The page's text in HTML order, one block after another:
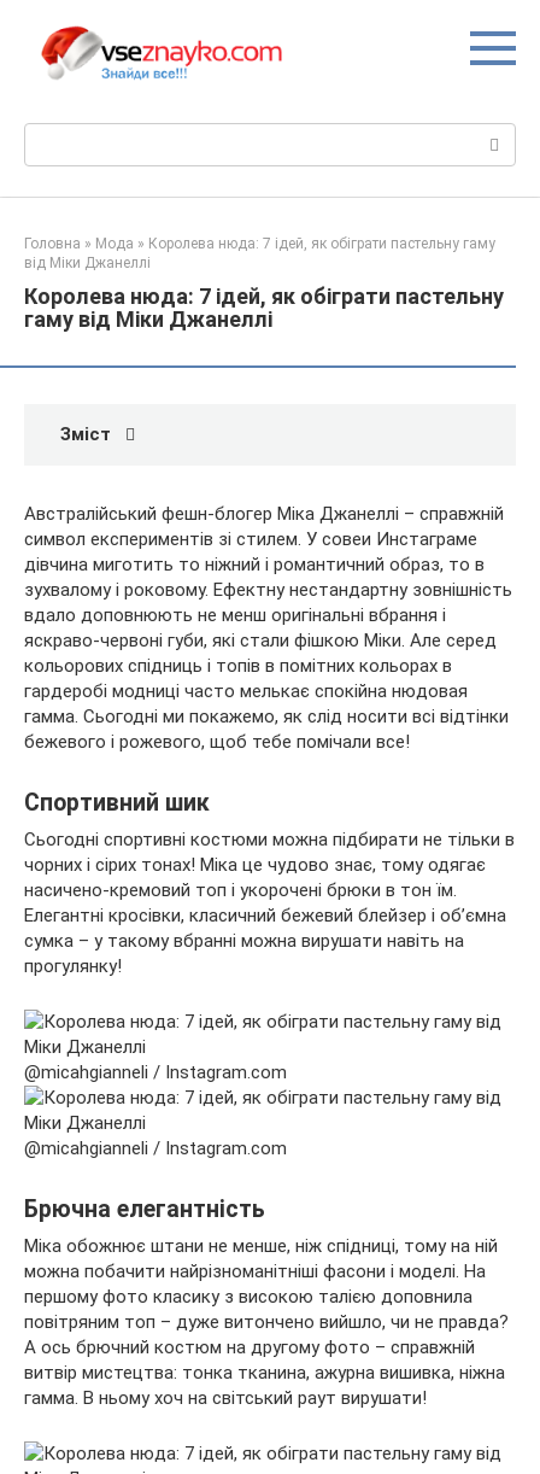
вмісту
Головна » Мода » Королева нюда: 7 ідей, як обіграти пастельну гаму
від Міки Джанеллі
Королева нюда: 7 ідей, як обіграти пастельну
гаму від Міки Джанеллі
Зміст
Австралійський фешн-блогер Міка Джанеллі – справжній
символ експериментів зі стилем. У совеи Инстаграме
дівчина миготить то ніжний і романтичний образ, то в
зухвалому і роковому. Ефектну нестандартну зовнішність
вдало доповнюють не менш оригінальні вбрання і
яскраво-червоні губи, які стали фішкою Міки. Але серед
кольорових спідниць і топів в помітних кольорах в
гардеробі модниці часто мелькає спокійна нюдовая
гамма. Сьогодні ми покажемо, як слід носити всі відтінки
бежевого і рожевого, щоб тебе помічали все!
Спортивний шик
Сьогодні спортивні костюми можна підбирати не тільки в
чорних і сірих тонах! Міка це чудово знає, тому одягає
насичено-кремовий топ і укорочені брюки в тон їм.
Елегантні кросівки, класичний бежевий блейзер і об’ємна
сумка – у такому вбранні можна вирушати навіть на
прогулянку!
@micahgianneli / Instagram.com
@micahgianneli / Instagram.com
Брючна елегантність
Міка обожнює штани не менше, ніж спідниці, тому на ній
можна побачити найрізноманітніші фасони і моделі. На
першому фото класику з високою талією доповнила
повітряним топ – дуже витончено вийшло, чи не правда?
А ось брючний костюм на другому фото – справжній
витвір мистецтва: тонка тканина, ажурна вишивка, ніжна
гамма. В ньому хоч на світський раут вирушати!